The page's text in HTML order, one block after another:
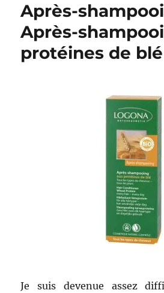
Après-
Après-
protéines de
Je suis devenue assez